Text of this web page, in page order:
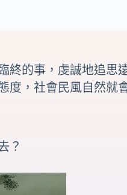
終的事，虔誠地追思
度，社會民風自然就
？